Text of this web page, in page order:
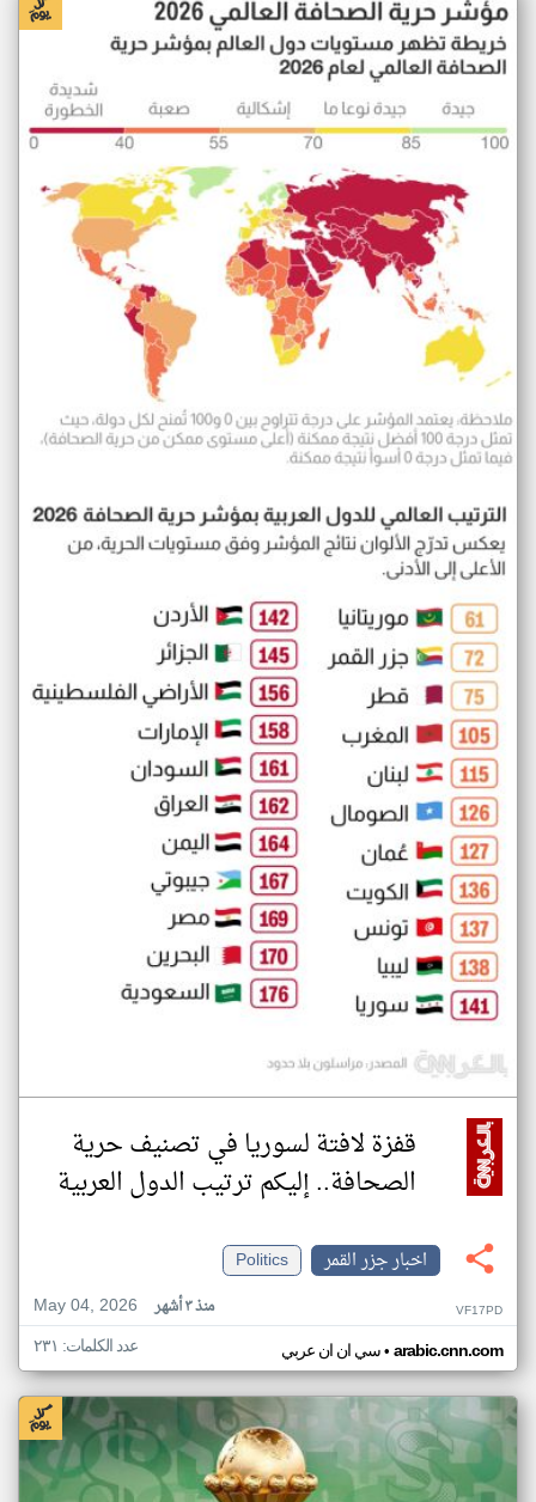
قفزة لافتة لسوريا في تصنيف حرية
الصحافة.. إليكم ترتيب الدول العربية
اخبار جزر القمر
Politics
May 04, 2026
منذ ٣ أشهر VF17PD
سي ان ان عربي• arabic.cnn.com عدد الكلمات: ٢٣١